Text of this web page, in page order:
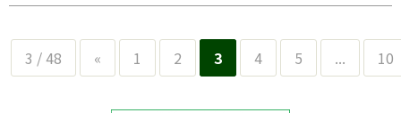
3 / 48 « 1 2 3 4 5 ... 10